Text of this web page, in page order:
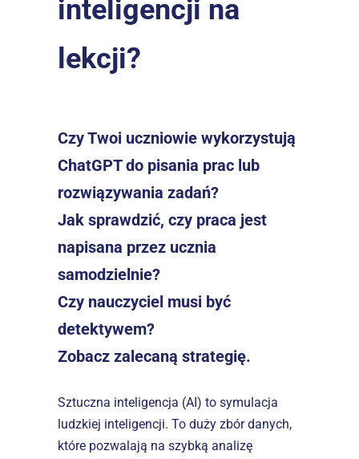
inteligencji na
lekcji?
Czy Twoi uczniowie wykorzystują
ChatGPT do pisania prac lub
rozwiązywania zadań?
Jak sprawdzić, czy praca jest
napisana przez ucznia
samodzielnie?
Czy nauczyciel musi być
detektywem?
Zobacz zalecaną strategię.
Sztuczna inteligencja (AI) to symulacja
ludzkiej inteligencji. To duży zbór danych,
które pozwalają na szybką analizę